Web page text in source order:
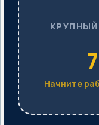
Начните